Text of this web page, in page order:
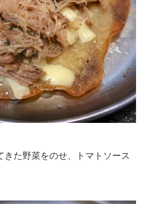
きた野菜をのせ、トマトソース